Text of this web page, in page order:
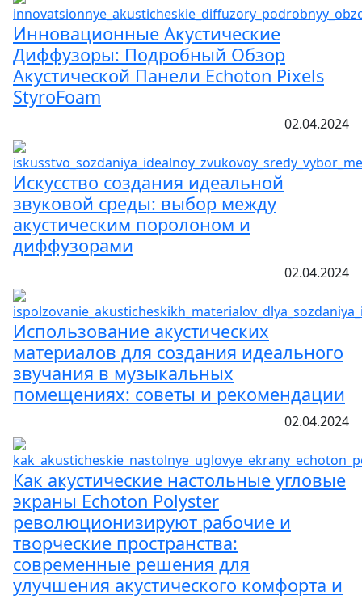
Инновационные Акустические
Диффузоры: Подробный Обзор
Акустической Панели Echoton Pixels
StyroFoam
02.04.2024
Искусство создания идеальной
звуковой среды: выбор между
акустическим поролоном и
диффузорами
02.04.2024
Использование акустических
материалов для создания идеального
звучания в музыкальных
помещениях: советы и рекомендации
02.04.2024
Как акустические настольные угловые
экраны Echoton Polyster
революционизируют рабочие и
творческие пространства:
современные решения для
улучшения акустического комфорта и